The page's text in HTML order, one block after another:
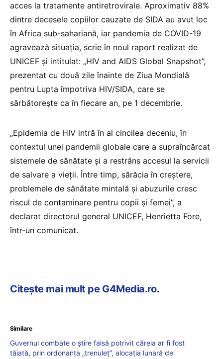
acces la tratamente antiretrovirale. Aproximativ 88%
dintre decesele copiilor cauzate de SIDA au avut loc
în Africa sub-sahariană, iar pandemia de COVID-19
agravează situația, scrie în noul raport realizat de
UNICEF și intitulat: „HIV and AIDS Global Snapshot”,
prezentat cu două zile înainte de Ziua Mondială
pentru Lupta împotriva HIV/SIDA, care se
sărbătorește ca în fiecare an, pe 1 decembrie.
„Epidemia de HIV intră în al cincilea deceniu, în
contextul unei pandemii globale care a supraîncărcat
sistemele de sănătate și a restrâns accesul la servicii
de salvare a vieții. Între timp, sărăcia în creștere,
problemele de sănătate mintală și abuzurile cresc
riscul de contaminare pentru copii și femei”, a
declarat directorul general UNICEF, Henrietta Fore,
într-un comunicat.
Citește mai mult pe G4Media.ro.
Similare
Guvernul combate o știre falsă potrivit căreia ar fi fost
tăiată, prin ordonanța „trenuleț”, alocația lunară de